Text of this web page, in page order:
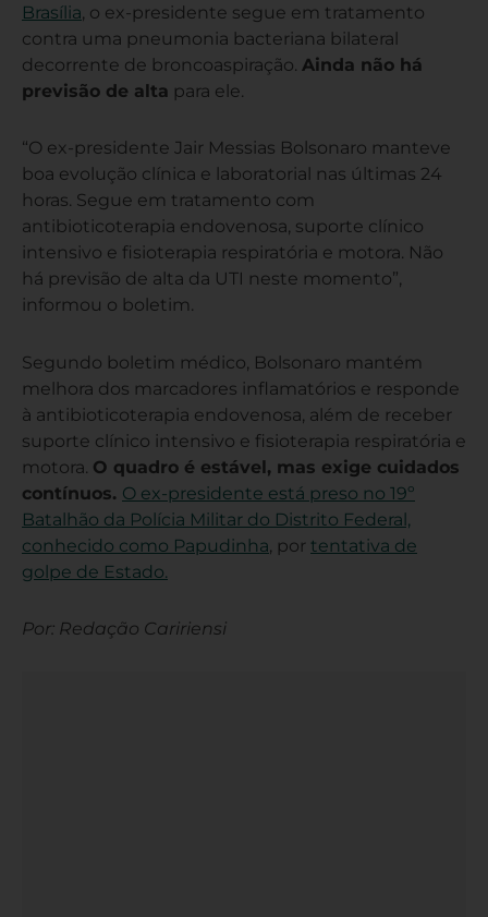
Brasília, o ex-presidente segue em tratamento
contra uma pneumonia bacteriana bilateral
decorrente de broncoaspiração. Ainda não há
previsão de alta para ele.
“O ex-presidente Jair Messias Bolsonaro manteve
boa evolução clínica e laboratorial nas últimas 24
horas. Segue em tratamento com
antibioticoterapia endovenosa, suporte clínico
intensivo e fisioterapia respiratória e motora. Não
há previsão de alta da UTI neste momento”,
informou o boletim.
Segundo boletim médico, Bolsonaro mantém
melhora dos marcadores inflamatórios e responde
à antibioticoterapia endovenosa, além de receber
suporte clínico intensivo e fisioterapia respiratória e
motora. O quadro é estável, mas exige cuidados
contínuos. O ex-presidente está preso no 19º
Batalhão da Polícia Militar do Distrito Federal,
conhecido como Papudinha , por tentativa de
golpe de Estado.
Por: Redação Caririensi